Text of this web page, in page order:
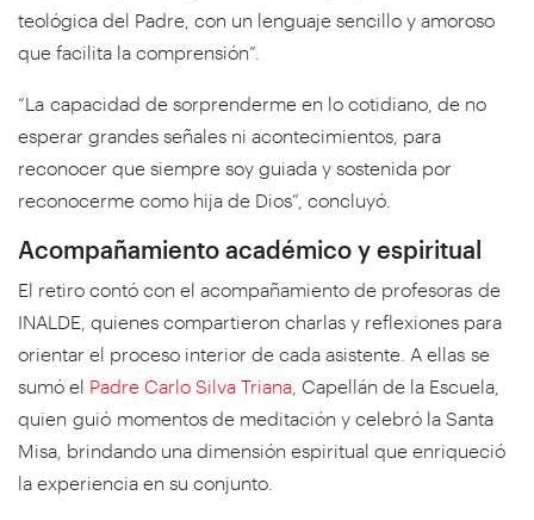
teológica del Padre, con un lenguaje sencillo y amoroso
que facilita la comprensión”.
“La capacidad de sorprenderme en lo cotidiano, de no
esperar grandes señales ni acontecimientos, para
reconocer que siempre soy guiada y sostenida por
reconocerme como hija de Dios”, concluyó.
Acompañamiento académico y espiritual
El retiro contó con el acompañamiento de profesoras de
INALDE, quienes compartieron charlas y reflexiones para
orientar el proceso interior de cada asistente. A ellas se
sumó el Padre Carlo Silva Triana , Capellán de la Escuela,
quien guió momentos de meditación y celebró la Santa
Misa, brindando una dimensión espiritual que enriqueció
la experiencia en su conjunto.